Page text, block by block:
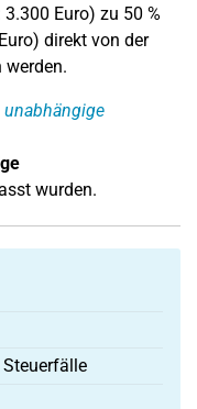
Euro) zu 50 %
direkt von der
werden.
wurden.
Steuerfälle